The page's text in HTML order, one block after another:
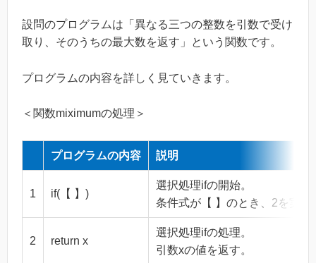
設問のプログラムは「異なる三つの整数を引数で受け
取り、そのうちの最大数を返す」という関数です。
プログラムの内容を詳しく見ていきます。
＜関数miximumの処理＞
プログラムの内容 説明
1 if(【 】)
選択処理ifの開始。
条件式が【 】のとき、2を実行
2 return x
選択処理ifの処理。
引数xの値を返す。